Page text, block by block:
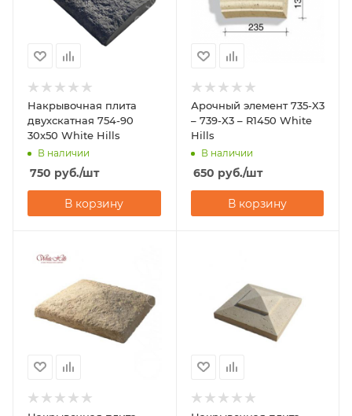
Накрывочная плита
двухскатная 754-90
30x50 White Hills
В наличии
750 руб./шт
В корзину
Арочный элемент 735-X3
– 739-X3 – R1450 White
Hills
В наличии
650 руб./шт
В корзину